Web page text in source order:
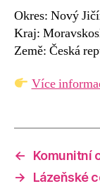
Okres: Nový
Kraj:
Země: Česká
Více
←
Komunitní
→
Lázeňské